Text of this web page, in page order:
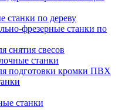
станки по дереву
фрезерные станки по
снятия свесов
станки
подготовки кромки ПВХ
станки